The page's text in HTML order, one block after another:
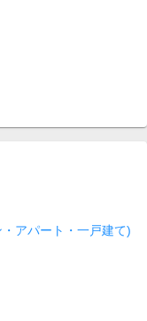
アパート・一戸建て)